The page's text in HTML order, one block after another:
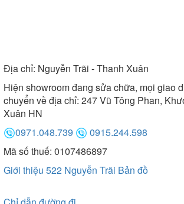
Địa chỉ: Nguyễn Trãi - Thanh Xuân
Hiện showroom đang sửa chữa, mọi giao dịch vui lòng
chuyển về địa chỉ: 247 Vũ Tông Phan,
Xuân HN
0971.048.739
0915.244.598
Mã số thuế: 0107486897
Giới thiệu 522 Nguyễn Trãi Bản đồ